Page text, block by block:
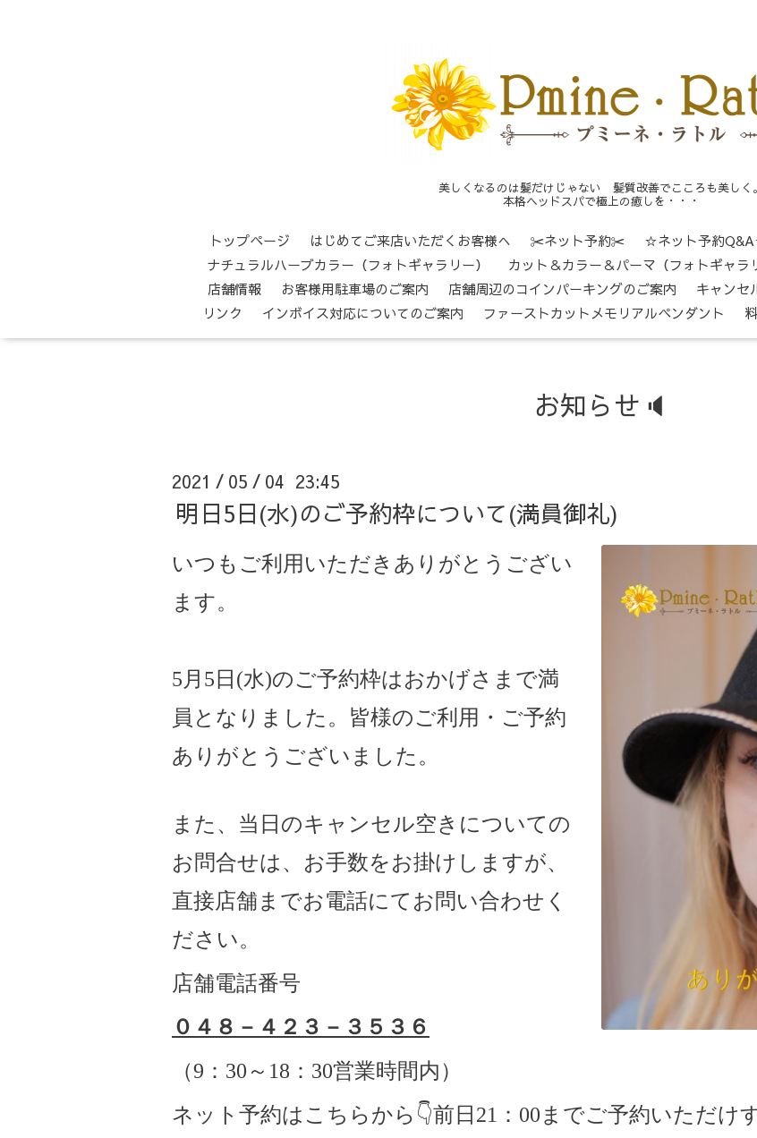
美しくなるのは髪だけじゃない 髪質改善でこころも美しく。
本格ヘッドスパで極上の癒しを・・・
トップページ はじめてご来店いただくお客様へ ✂ネット予約✂ ☆ネット予約
ナチュラルハーブカラー（フォトギャラリー）
カット＆カラー＆パーマ（フォトギャラ
店舗情報
お客様用駐車場のご案内 店舗周辺のコインパーキングのご案内 キャンセ
リンク
インボイス対応についてのご案内 ファーストカットメモリアルペンダント
お知らせ🔈
2021 / 05 / 04 23:45
明日5日(水)のご予約枠について(満員御礼)
いつもご利用いただきありがとうござい
ます。
5月5日(水)のご予約枠はおかげさまで満
員となりました。皆様のご利用・ご予約
ありがとうございました。
また、当日のキャンセル空きについての
お問合せは、お手数をお掛けしますが、
直接店舗までお電話にてお問い合わせく
ださい。
店舗電話番号
０４８－４２３－３５３６
（9 ： 30 ～ 18 ： 30営業時間内）
ネット予約はこちらから 👇前日 21 ： 00 までご予約いただけす